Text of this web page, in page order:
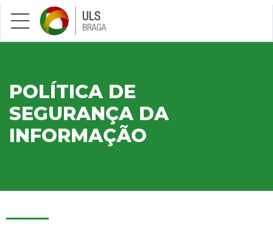
Saltar para conteúdo principal
POLÍTICA DE
SEGURANÇA DA
INFORMAÇÃO